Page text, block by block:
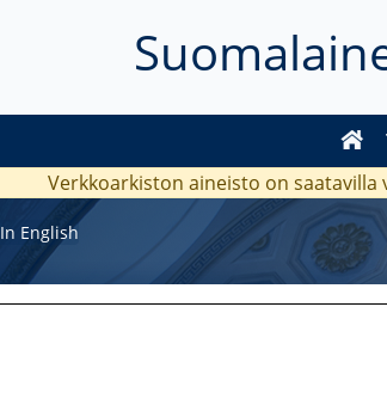
Verkkoarkiston aineisto on saatavilla
In English